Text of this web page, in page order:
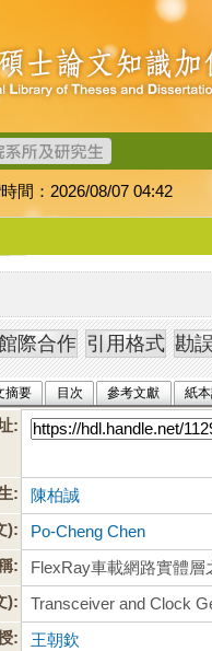
間：2026/08/07 04:42
摘要 目次 參考文獻 紙
:
:
陳柏誠
):
Po-Cheng Chen
:
FlexRay車載網路實體
):
Transceiver and Clock
:
王朝欽